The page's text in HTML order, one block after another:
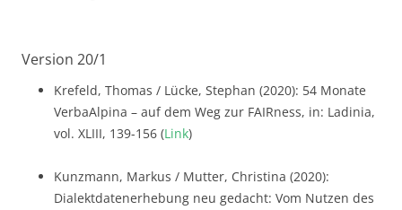
Version 20/1
Krefeld, Thomas / Lücke, Stephan (2020): 54 Monate
VerbaAlpina – auf dem Weg zur FAIRness, in: Ladinia,
vol. XLIII, 139-156 (Link)
Kunzmann, Markus / Mutter, Christina (2020):
Dialektdatenerhebung neu gedacht: Vom Nutzen des